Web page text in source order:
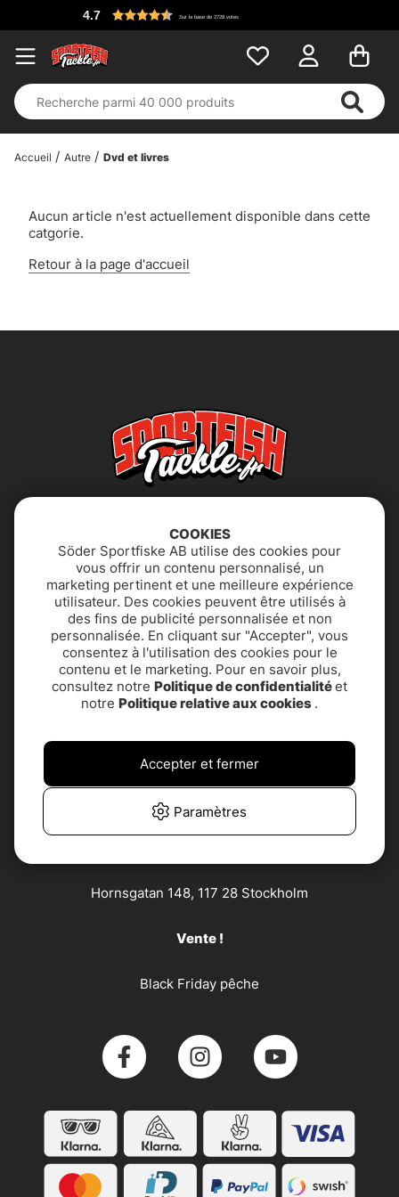
4.7 Sur la base de 2728 votes
Accueil Autre Dvd et livres
Aucun article n'est actuellement disponible dans cette
catgorie.
Retour à la page d'accueil
Déclaration
d'accessibilité
FAQ
Politique de
confidentialité
SUPPORT PRODUIT &
CONTACT
Termes et conditions À propos de nous
Service client
Hornsgatan 148, 117 28 Stockholm
Vente !
Black Friday pêche
COOKIES
Söder Sportfiske AB utilise des cookies pour
vous offrir un contenu personnalisé, un
marketing pertinent et une meilleure expérience
utilisateur. Des cookies peuvent être utilisés à
des fins de publicité personnalisée et non
personnalisée. En cliquant sur "Accepter", vous
consentez à l'utilisation des cookies pour le
contenu et le marketing. Pour en savoir plus,
consultez notre Politique de confidentialitéet
notre Politique relative aux cookies .
Paramètres
Accepter et fermer